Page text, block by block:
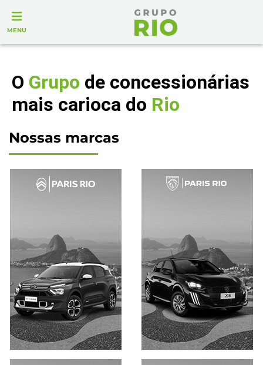
MENU
O Grupo de concessionárias
mais carioca do Rio
Nossas marcas
Saiba mais Saiba mais